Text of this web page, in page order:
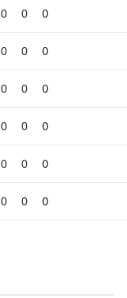
0 0 0
0 0 0
0 0 0
0 0 0
0 0 0
0 0 0